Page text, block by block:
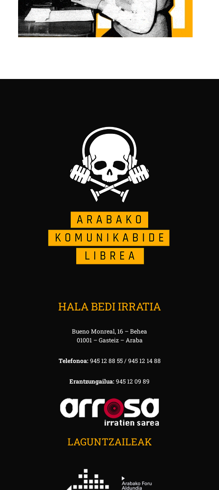
HALA BEDI IRRATIA
Bueno Monreal, 16 – Behea
01001 – Gasteiz – Araba
Telefonoa:945 12 88 55 / 945 12 14 88
Erantzungailua:945 12 09 89
LAGUNTZAILEAK